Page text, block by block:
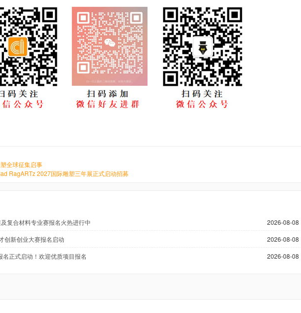
全球征集启事
RagARTz 2027国际雕塑三年展正式启动招募
复合材料专业赛报名火热进行中
2026-08-08
创新创业大赛报名启动
2026-08-08
正式启动！欢迎优质项目报名
2026-08-08